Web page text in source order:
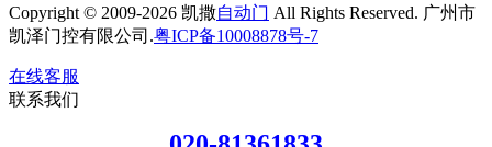
Copyright © 2009-2026 凯撒自动门 All Rights Reserved. 广州市
凯泽门控有限公司.粤ICP备10008878号-7
在线客服
联系我们